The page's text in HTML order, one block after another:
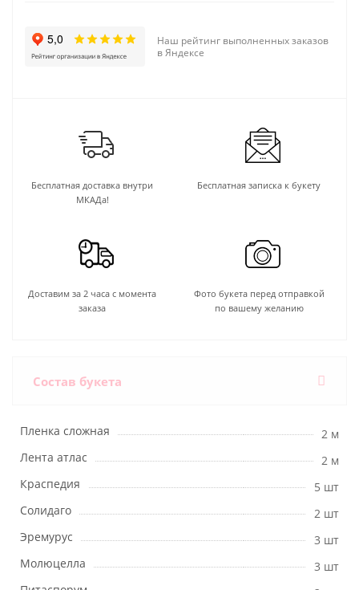
Наш рейтинг выполненных заказов
в Яндексе
Бесплатная доставка внутри
МКАДа!
Бесплатная записка к букету
Доставим за 2 часа с момента
заказа
Фото букета перед отправкой
по вашему желанию
Состав букета
Пленка сложная
2 м
Лента атлас
2 м
Краспедия
5 шт
Солидаго
2 шт
Эремурус
3 шт
Молюцелла
3 шт